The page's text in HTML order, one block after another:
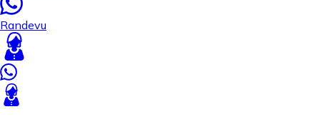
Randevu